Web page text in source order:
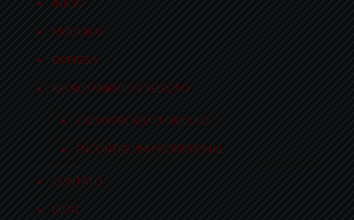
INÍCIO
MÓDULOS
EMPRESA
RECRUTAMENTO E SELEÇÃO
CADASTRE SEU CURRÍCULO
ENCONTRE UM PROFISSIONAL
CONTATO
BLOG